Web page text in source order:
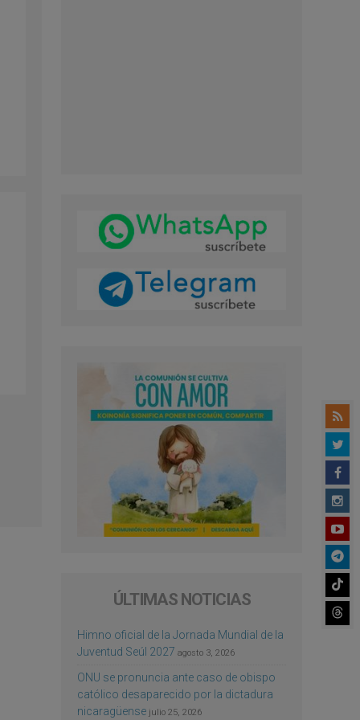
ÚLTIMAS NOTICIAS
Himno oficial de la Jornada Mundial de la
Juventud Seúl 2027 agosto 3, 2026
ONU se pronuncia ante caso de obispo
católico desaparecido por la dictadura
nicaragüense julio 25, 2026